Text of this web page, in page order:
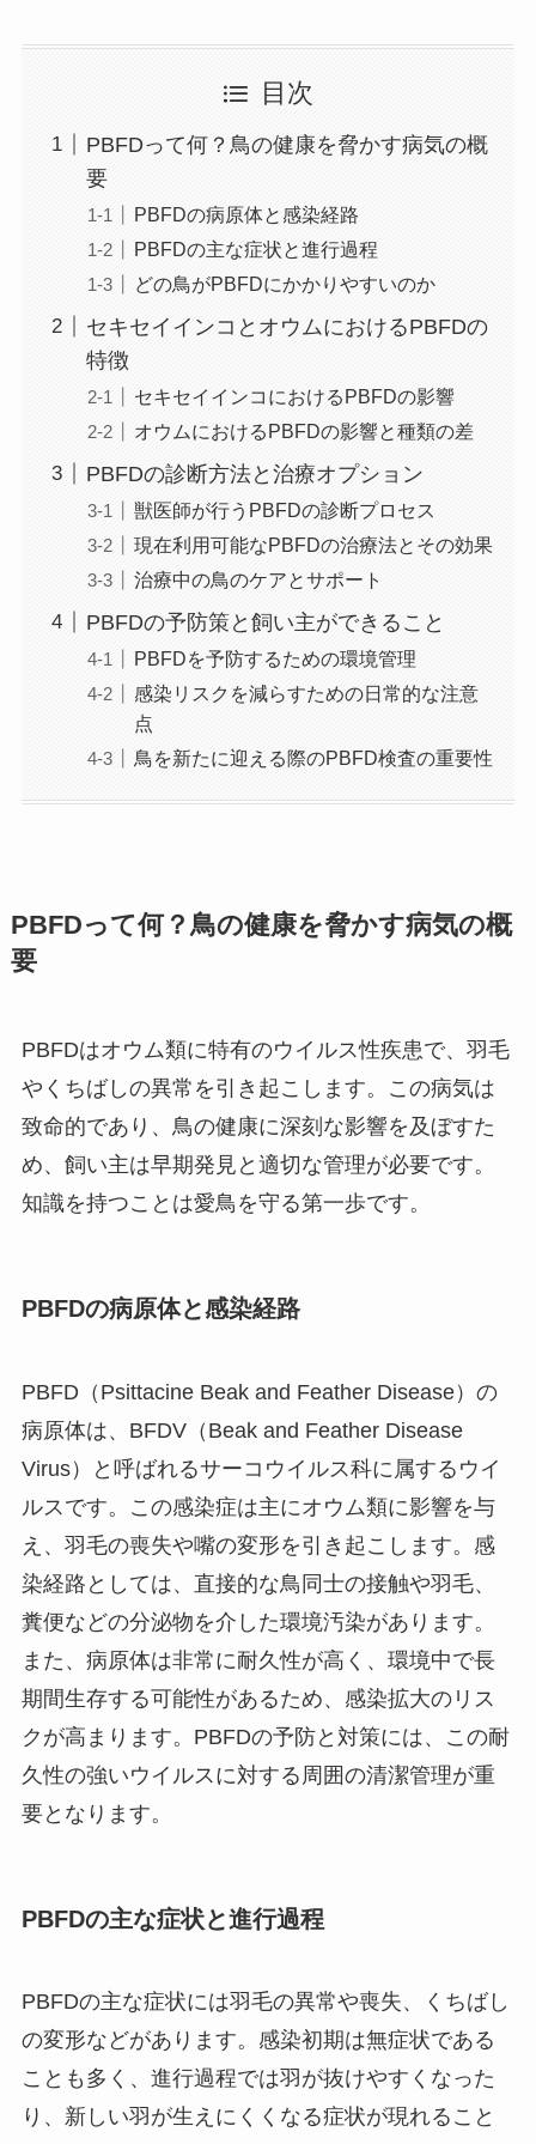
目次
PBFDって何？鳥の健康を脅かす病気の概
要
PBFDの病原体と感染経路
PBFDの主な症状と進行過程
どの鳥がPBFDにかかりやすいのか
セキセイインコとオウムにおけるPBFDの
特徴
セキセイインコにおけるPBFDの影響
オウムにおけるPBFDの影響と種類の差
PBFDの診断方法と治療オプション
獣医師が行うPBFDの診断プロセス
現在利用可能なPBFDの治療法とその効果
治療中の鳥のケアとサポート
PBFDの予防策と飼い主ができること
PBFDを予防するための環境管理
感染リスクを減らすための日常的な注意
点
鳥を新たに迎える際のPBFD検査の重要性
PBFDって何？鳥の健康を脅かす病気の概
要
PBFDはオウム類に特有のウイルス性疾患で、羽毛
やくちばしの異常を引き起こします。この病気は
致命的であり、鳥の健康に深刻な影響を及ぼすた
め、飼い主は早期発見と適切な管理が必要です。
知識を持つことは愛鳥を守る第一歩です。
PBFDの病原体と感染経路
PBFD（Psittacine Beak and Feather Disease）の
病原体は、BFDV（Beak and Feather Disease
Virus）と呼ばれるサーコウイルス科に属するウイ
ルスです。この感染症は主にオウム類に影響を与
え、羽毛の喪失や嘴の変形を引き起こします。感
染経路としては、直接的な鳥同士の接触や羽毛、
糞便などの分泌物を介した環境汚染があります。
また、病原体は非常に耐久性が高く、環境中で長
期間生存する可能性があるため、感染拡大のリス
クが高まります。PBFDの予防と対策には、この耐
久性の強いウイルスに対する周囲の清潔管理が重
要となります。
PBFDの主な症状と進行過程
PBFDの主な症状には羽毛の異常や喪失、くちばし
の変形などがあります。感染初期は無症状である
ことも多く、進行過程では羽が抜けやすくなった
り、新しい羽が生えにくくなる症状が現れること